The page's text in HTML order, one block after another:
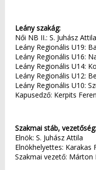
Leány szakág:
Női NB II.: S. Juhász Attila
Leány Regionális U19:
Leány Regionális U16:
Leány Regionális U14:
Leány Regionális U12:
Leány Regionális U10:
Kapusedző: Kerpits
Szakmai stáb, vezetőség:
Elnök: S. Juhász Attila
Elnökhelyettes: Karakas
Szakmai vezető: Márton